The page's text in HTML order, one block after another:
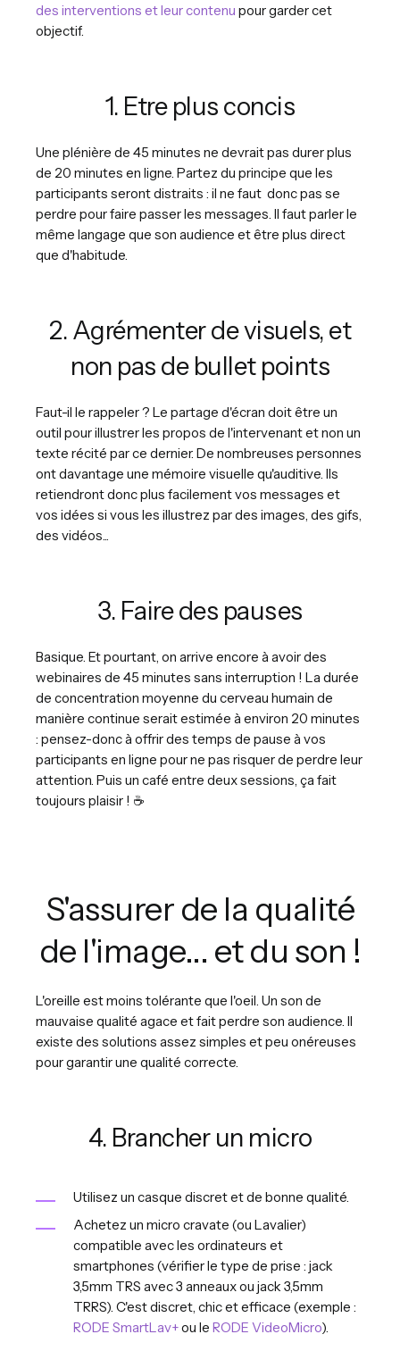
des interventions et leur contenu pour garder cet
objectif.
1. Etre plus concis
Une plénière de 45 minutes ne devrait pas durer plus
de 20 minutes en ligne. Partez du principe que les
participants seront distraits : il ne faut donc pas se
perdre pour faire passer les messages. Il faut parler le
même langage que son audience et être plus direct
que d'habitude.
2. Agrémenter de visuels, et
non pas de bullet points
Faut-il le rappeler ? Le partage d'écran doit être un
outil pour illustrer les propos de l'intervenant et non un
texte récité par ce dernier. De nombreuses personnes
ont davantage une mémoire visuelle qu'auditive. Ils
retiendront donc plus facilement vos messages et
vos idées si vous les illustrez par des images, des gifs,
des vidéos...
3. Faire des pauses
Basique. Et pourtant, on arrive encore à avoir des
webinaires de 45 minutes sans interruption ! La durée
de concentration moyenne du cerveau humain de
manière continue serait estimée à environ 20 minutes
: pensez-donc à offrir des temps de pause à vos
participants en ligne pour ne pas risquer de perdre leur
attention. Puis un café entre deux sessions, ça fait
toujours plaisir ! ☕️
S'assurer de la qualité
de l'image... et du son !
L'oreille est moins tolérante que l'oeil. Un son de
mauvaise qualité agace et fait perdre son audience. Il
existe des solutions assez simples et peu onéreuses
pour garantir une qualité correcte.
4. Brancher un micro
Utilisez un casque discret et de bonne qualité.
Achetez un micro cravate (ou Lavalier)
compatible avec les ordinateurs et
smartphones (vérifier le type de prise : jack
3,5mm TRS avec 3 anneaux ou jack 3,5mm
TRRS). C'est discret, chic et efficace (exemple :
RODE SmartLav+ou le RODE VideoMicro).